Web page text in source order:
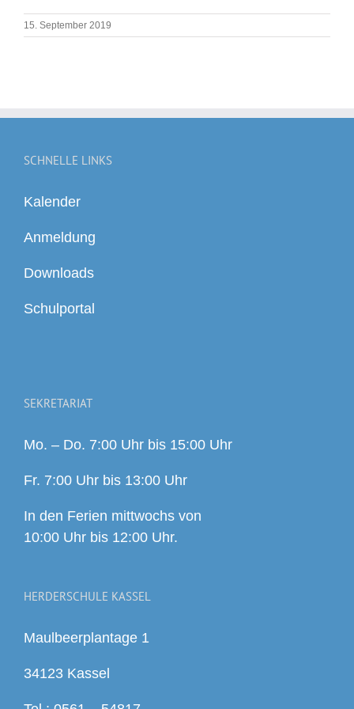
15. September 2019
SCHNELLE LINKS
Kalender
Anmeldung
Downloads
Schulportal
SEKRETARIAT
Mo. – Do. 7:00 Uhr bis 15:00 Uhr
Fr. 7:00 Uhr bis 13:00 Uhr
In den Ferien mittwochs von
10:00 Uhr bis 12:00 Uhr.
HERDERSCHULE KASSEL
Maulbeerplantage 1
34123 Kassel